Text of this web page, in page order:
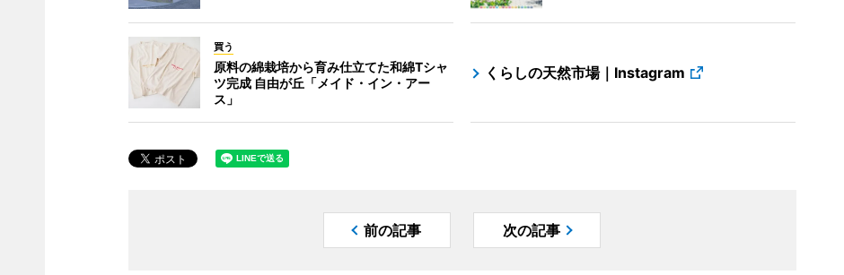
買う
原料の綿栽培から育み仕立てた和綿Tシャ
ツ完成 自由が丘「メイド・イン・アー
ス」
くらしの天然市場｜Instagram
前の記事 次の記事